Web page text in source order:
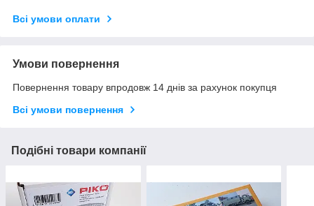
Всі умови оплати
Умови повернення
Повернення товару впродовж 14 днів за рахунок покупця
Всі умови повернення
Подібні товари компанії